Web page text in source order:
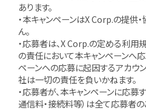
あります。
・本キャンペーンはX Corp.の提供
ん。
・応募者は、X Corp.の定める利用
の責任において本キャンペーンへ
ペーンへの応募に起因するアカウ
社は一切の責任を負いかねます。
・応募者が、本キャンペーンに応募
通信料・接続料等）は全て応募者の